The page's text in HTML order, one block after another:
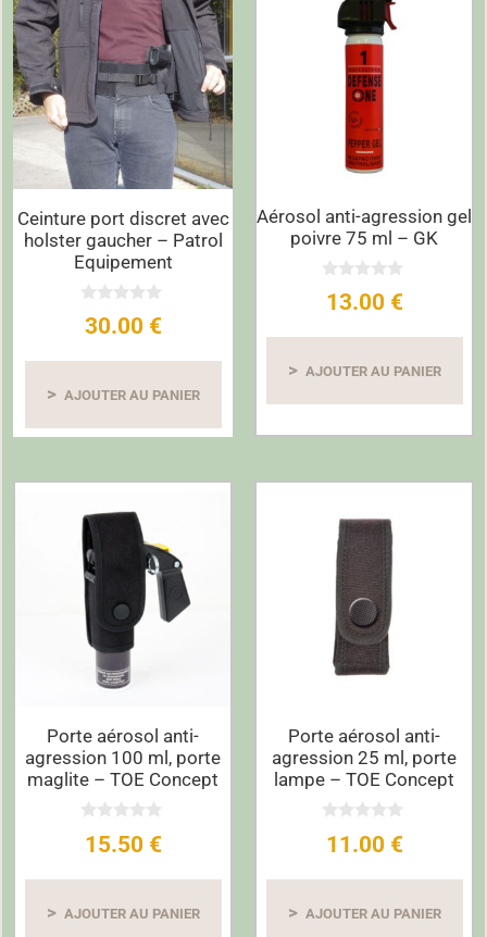
Ceinture port discret avec
holster gaucher – Patrol
Equipement
0
s
r
30.00 €
AJOUTER AU PANIER
Aérosol anti-agression gel
poivre 75 ml – GK
r
13.00 €
AJOUTER AU PANIER
Porte aérosol anti-
agression 100 ml, porte
maglite – TOE Concept
r
15.50 €
AJOUTER AU PANIER
Porte aérosol anti-
agression 25 ml, porte
lampe – TOE Concept
r
11.00 €
AJOUTER AU PANIER